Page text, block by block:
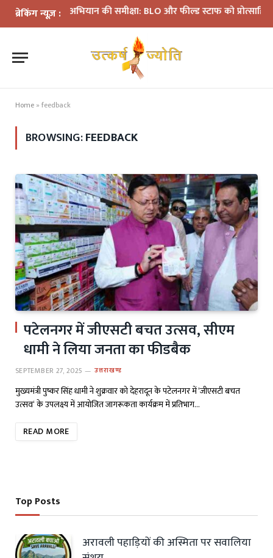
ब्रेकिंग न्यूज़ :
SIR अभियान की समीक्षा: BLO और फील्ड स्टाफ को प्रोत्साहित करें
Home » feedback
BROWSING:FEEDBACK
पटेलनगर में जीएसटी बचत उत्सव, सीएम
धामी ने लिया जनता का फीडबैक
SEPTEMBER 27, 2025 उत्तराखण्ड
मुख्यमंत्री पुष्कर सिंह धामी ने शुक्रवार को देहरादून के पटेलनगर में ‘जीएसटी बचत
उत्सव‘ के उपलक्ष्य में आयोजित जागरूकता कार्यक्रम में प्रतिभाग…
READ MORE
Top Posts
अरावली पहाड़ियों की अस्मिता पर सवालिया